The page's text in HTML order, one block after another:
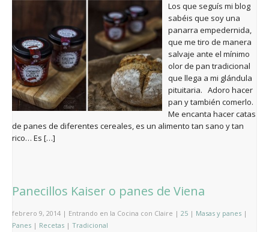
Los que seguís mi blog
sabéis que soy una
panarra empedernida,
que me tiro de manera
salvaje ante el mínimo
olor de pan tradicional
que llega a mi glándula
pituitaria. Adoro hacer
pan y también comerlo.
Me encanta hacer catas
de panes de diferentes cereales, es un alimento tan sano y tan
rico… Es […]
Panecillos Kaiser o panes de Viena
febrero 9, 2014 | Entrando en la Cocina con Claire | 25 | Masas y panes |
Panes | Recetas | Tradicional